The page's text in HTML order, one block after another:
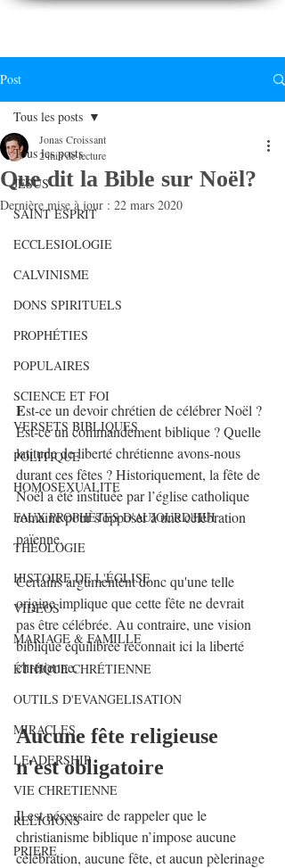
Post
Tous les posts
JESUS
SAINT ESPRIT
ECCLESIOLOGIE
CALVINISME
DONS SPIRITUELS
PROPHÉTIES
POPULAIRES
SCIENCE ET FOI
VERSETS BIBLIQUES
POLITIQUE
HOMOSEXUALITE
FAUX PROPHÈTES D'AUJOURD'HUI
THÉOLOGIE
HISTOIRE DE L'ÉGLISE
VIDEOS
MARIAGE & FAMILLE
ÉTHIQUE CHRÉTIENNE
OUTILS D'EVANGELISATION
MIRACLES
LEADERSHIP
VIE CHRETIENNE
RELIGIONS
PRIERE
Tous les posts
Que dit la Bible sur Noël?
Jonas Croissant
2 min de lecture
Dernière mise à jour : 22 mars 2020
Est-ce un devoir chrétien de célébrer Noël ?
Est-ce un commandement biblique ? Quelle
latitude de liberté chrétienne avons-nous
durant ces fêtes ? Historiquement, la fête de
Noël a été instituée par l’église catholique
romaine pour s’opposer à une célébration
païenne.
Certains argumentent donc qu'une telle
origine implique que cette fête ne devrait
pas être célébrée. Au contraire, une vision
biblique équilibrée reconnait ici la liberté
chrétienne.
Aucune fête religieuse
n'est obligatoire
Il est nécessaire de rappeler que le
christianisme biblique n’impose aucune
célébration, aucune fête, et aucun pèlerinage